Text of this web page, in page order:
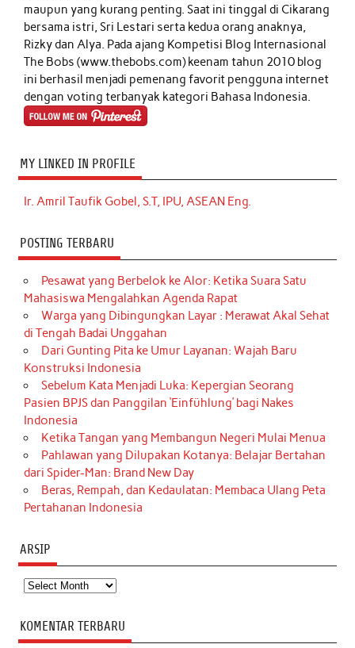
maupun yang kurang penting. Saat ini tinggal di Cikarang
bersama istri, Sri Lestari serta kedua orang anaknya,
Rizky dan Alya. Pada ajang Kompetisi Blog Internasional
The Bobs (www.thebobs.com) keenam tahun 2010 blog
ini berhasil menjadi pemenang favorit pengguna internet
dengan voting terbanyak kategori Bahasa Indonesia.
MY LINKED IN PROFILE
Ir. Amril Taufik Gobel, S.T, IPU, ASEAN Eng.
POSTING TERBARU
Pesawat yang Berbelok ke Alor: Ketika Suara Satu
Mahasiswa Mengalahkan Agenda Rapat
Warga yang Dibingungkan Layar : Merawat Akal Sehat
di Tengah Badai Unggahan
Dari Gunting Pita ke Umur Layanan: Wajah Baru
Konstruksi Indonesia
Sebelum Kata Menjadi Luka: Kepergian Seorang
Pasien BPJS dan Panggilan ‘Einfühlung’ bagi Nakes
Indonesia
Ketika Tangan yang Membangun Negeri Mulai Menua
Pahlawan yang Dilupakan Kotanya: Belajar Bertahan
dari Spider-Man: Brand New Day
Beras, Rempah, dan Kedaulatan: Membaca Ulang Peta
Pertahanan Indonesia
ARSIP
Arsip
KOMENTAR TERBARU